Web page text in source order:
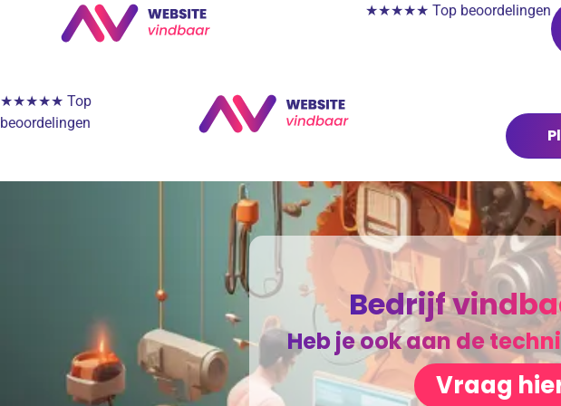
★★★★★ Top beoordelingen
★★★★★ Top
beoordelingen
Bedrijf
Heb je ook aan de
Vraag